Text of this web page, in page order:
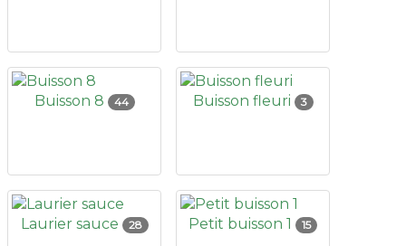
Buisson 8 44 Buisson fleuri 3
Laurier sauce 28 Petit buisson 1 15